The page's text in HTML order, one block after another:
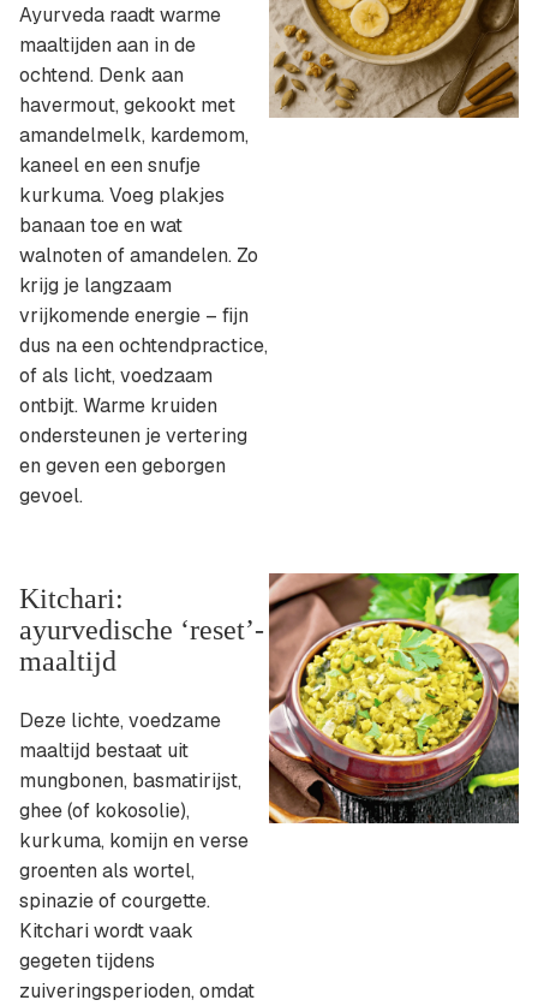
Ayurveda raadt warme
maaltijden aan in de
ochtend. Denk aan
havermout, gekookt met
amandelmelk, kardemom,
kaneel en een snufje
kurkuma. Voeg plakjes
banaan toe en wat
walnoten of amandelen. Zo
krijg je langzaam
vrijkomende energie – fijn
dus na een ochtendpractice,
of als licht, voedzaam
ontbijt. Warme kruiden
ondersteunen je vertering
en geven een geborgen
gevoel.
Kitchari:
ayurvedische ‘reset’-
maaltijd
Deze lichte, voedzame
maaltijd bestaat uit
mungbonen, basmatirijst,
ghee (of kokosolie),
kurkuma, komijn en verse
groenten als wortel,
spinazie of courgette.
Kitchari wordt vaak
gegeten tijdens
zuiveringsperioden, omdat